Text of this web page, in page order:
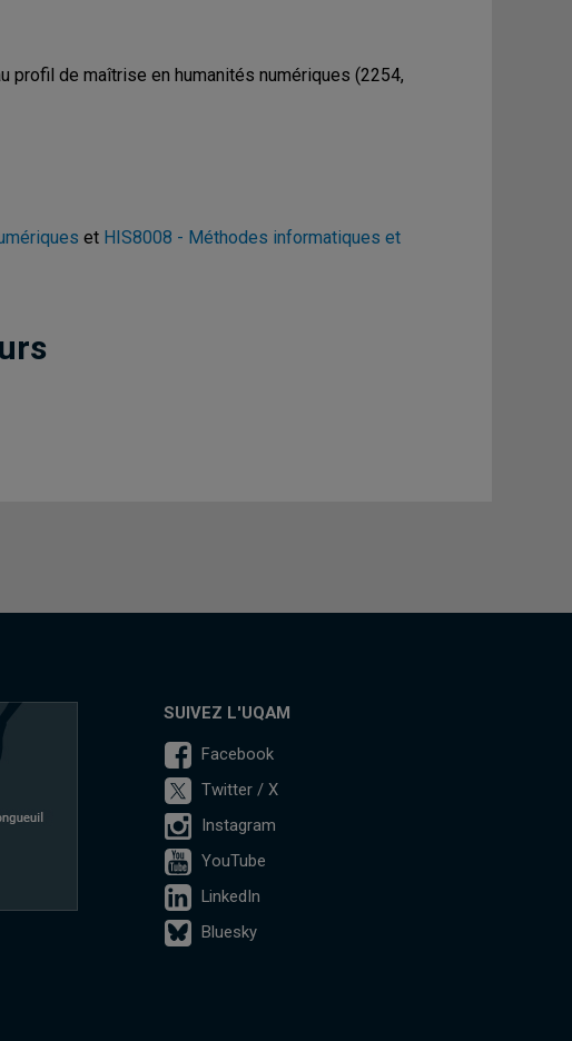
de maîtrise en humanités numériques (2254,
et HIS8008 - Méthodes informatiques et
SUIVEZ L'UQAM
Facebook
Twitter / X
Instagram
YouTube
LinkedIn
Bluesky